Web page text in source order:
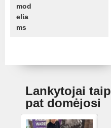
mod
elia
ms
Lankytojai taip
pat domėjosi